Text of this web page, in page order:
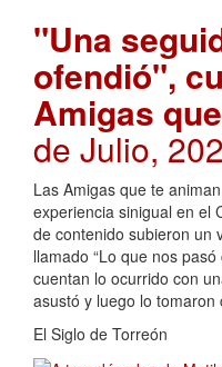
"Una
ofendió",
Amigas
de Julio,
Las Amigas que te
experiencia sinigual en el
de contenido subieron un
llamado “Lo que nos
cuentan lo ocurrido con
asustó y luego lo tomaron
El Siglo de Torreón